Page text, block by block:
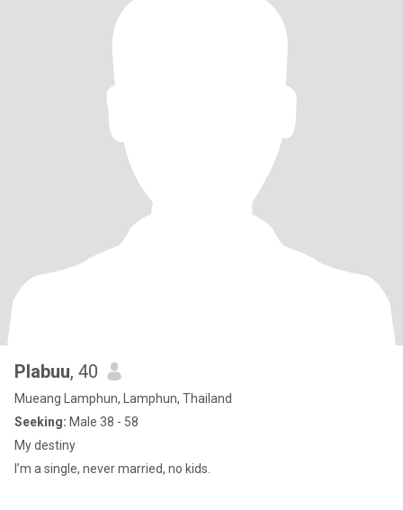
Plabuu, 40
Mueang Lamphun, Lamphun, Thailand
Seeking: Male 38 - 58
My destiny
I’m a single, never married, no kids.